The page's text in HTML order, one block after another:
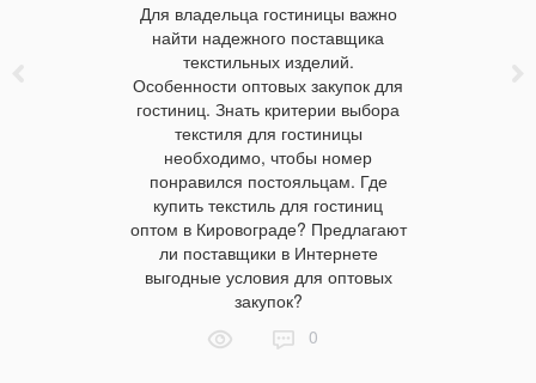
Для владельца гостиницы важно
найти надежного поставщика
текстильных изделий.
Особенности оптовых закупок для
гостиниц. Знать критерии выбора
текстиля для гостиницы
необходимо, чтобы номер
понравился постояльцам. Где
купить текстиль для гостиниц
оптом в Кировограде? Предлагают
ли поставщики в Интернете
выгодные условия для оптовых
закупок?
0